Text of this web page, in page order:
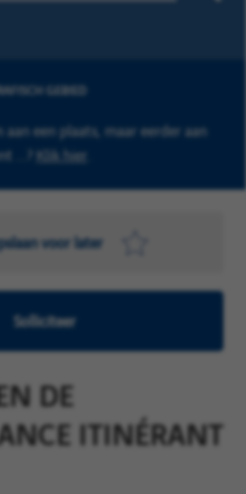
GEBIED
een plaats, maar eerder aan
...? Klik hier
voor later
Solliciteer
DE
ITINÉRANT